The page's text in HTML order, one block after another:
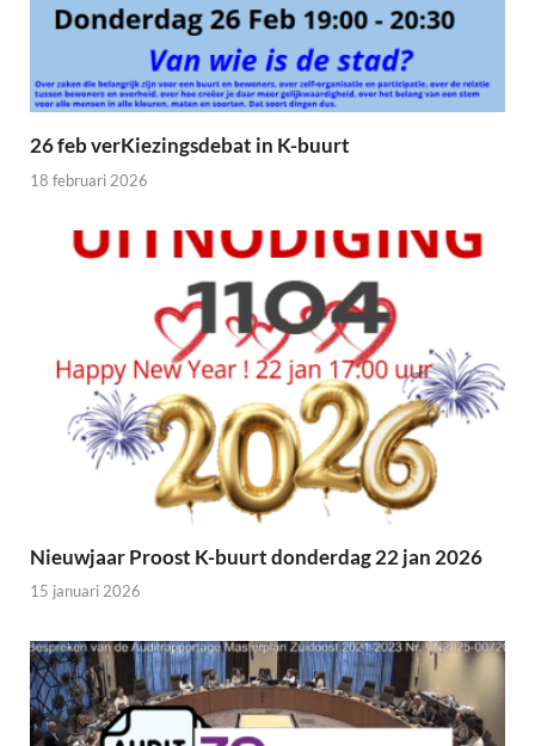
26 feb verKiezingsdebat in K-buurt
18 februari 2026
Nieuwjaar Proost K-buurt donderdag 22 jan 2026
15 januari 2026